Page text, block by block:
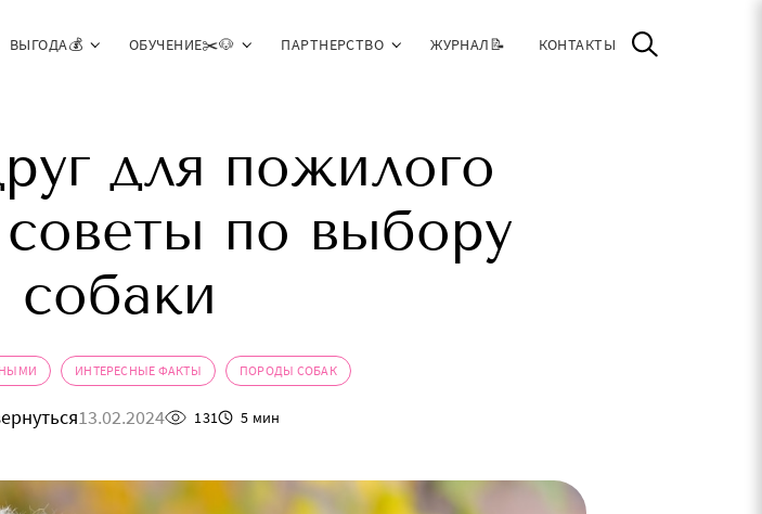
ВЫГОДА💰 ОБУЧЕНИЕ✂️🐶 ПАРТНЕРСТВО ЖУРНАЛ📝 КОНТАКТЫ
для пожилого
советы по выбору
собаки
ИНТЕРЕСНЫЕ ФАКТЫ ПОРОДЫ СОБАК
13.02.2024 131 5 мин